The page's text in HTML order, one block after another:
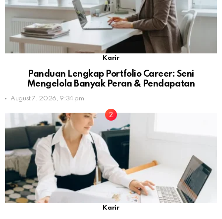
Karir
Panduan Lengkap Portfolio Career: Seni
Mengelola Banyak Peran & Pendapatan
August 7, 2026, 9:34 pm
Karir